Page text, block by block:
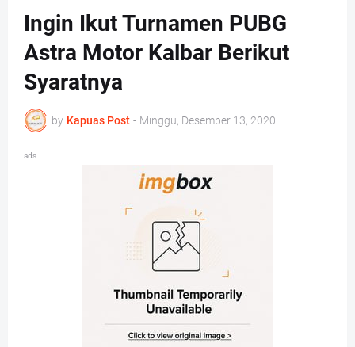
Ingin Ikut Turnamen PUBG
Astra Motor Kalbar Berikut
Syaratnya
by Kapuas Post - Minggu, Desember 13, 2020
ads